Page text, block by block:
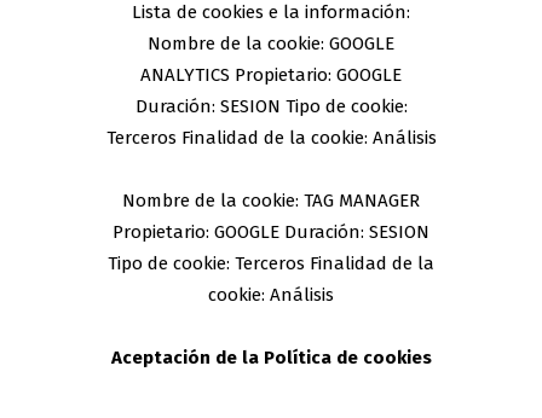
Lista de cookies e la información:
Nombre de la cookie: GOOGLE
ANALYTICS Propietario: GOOGLE
Duración: SESION Tipo de cookie:
Terceros Finalidad de la cookie: Análisis
Nombre de la cookie: TAG MANAGER
Propietario: GOOGLE Duración: SESION
Tipo de cookie: Terceros Finalidad de la
cookie: Análisis
Aceptación de la Política de cookies